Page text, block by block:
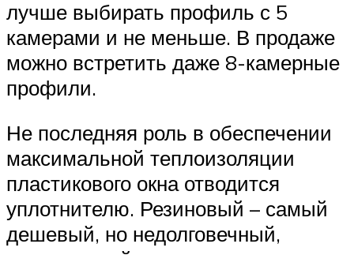
лучше выбирать профиль с 5
камерами и не меньше. В продаже
можно встретить даже 8-камерные
профили.
Не последняя роль в обеспечении
максимальной теплоизоляции
пластикового окна отводится
уплотнителю. Резиновый – самый
дешевый, но недолговечный,